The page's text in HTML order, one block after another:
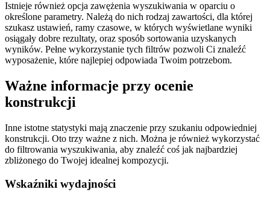
Istnieje również opcja zawężenia wyszukiwania w oparciu o
określone parametry. Należą do nich rodzaj zawartości, dla której
szukasz ustawień, ramy czasowe, w których wyświetlane wyniki
osiągały dobre rezultaty, oraz sposób sortowania uzyskanych
wyników. Pełne wykorzystanie tych filtrów pozwoli Ci znaleźć
wyposażenie, które najlepiej odpowiada Twoim potrzebom.
Ważne informacje przy ocenie
konstrukcji
Inne istotne statystyki mają znaczenie przy szukaniu odpowiedniej
konstrukcji. Oto trzy ważne z nich. Można je również wykorzystać
do filtrowania wyszukiwania, aby znaleźć coś jak najbardziej
zbliżonego do Twojej idealnej kompozycji.
Wskaźniki wydajności